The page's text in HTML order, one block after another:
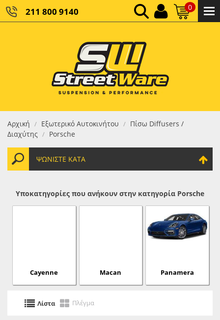
211 800 9140 0
ΚΑΘΑΡΌ ΣΎΝΟΛΟ:
ΤΕΛΙΚΌ ΣΎΝΟΛΟ:0,00 €
Αρχική / Εξωτερικό Αυτοκινήτου / Πίσω Diffusers /
Διαχύτης / Porsche
ΨΩΝΊΣΤΕ ΚΑΤΆ
Υποκατηγορίες που ανήκουν στην κατηγορία Porsche
Cayenne Macan Panamera
Λίστα Πλέγμα